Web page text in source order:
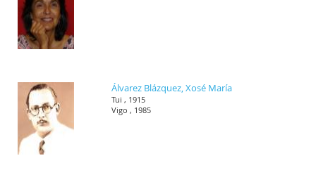
Álvarez Blázquez, Xosé María
Tui , 1915
Vigo , 1985